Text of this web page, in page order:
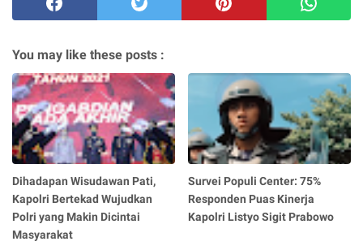
You may like these posts :
Dihadapan Wisudawan Pati,
Kapolri Bertekad Wujudkan
Polri yang Makin Dicintai
Masyarakat
Survei Populi Center: 75%
Responden Puas Kinerja
Kapolri Listyo Sigit Prabowo